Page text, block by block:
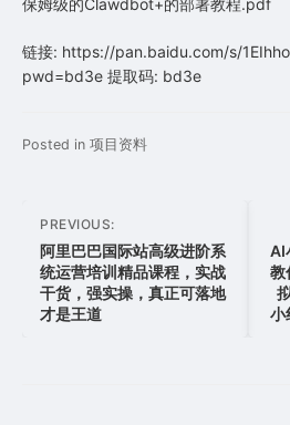
保姆级的Clawdbot+的部署教程.pdf
链接: https://pan.baidu.com/s/
pwd=bd3e 提取码: bd3e
Posted in 项目资料
文
章
导
航
PREVIOUS:
阿里巴巴国际站高级进阶系
统运营培训精品课程，实战
干货，强实操，真正可落地
才是王道
AI
教
小